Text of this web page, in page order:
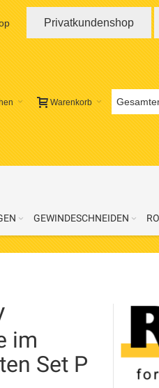
Privatkundenshop
Warenkorb
GEWINDESCHNEIDEN
im
Set P